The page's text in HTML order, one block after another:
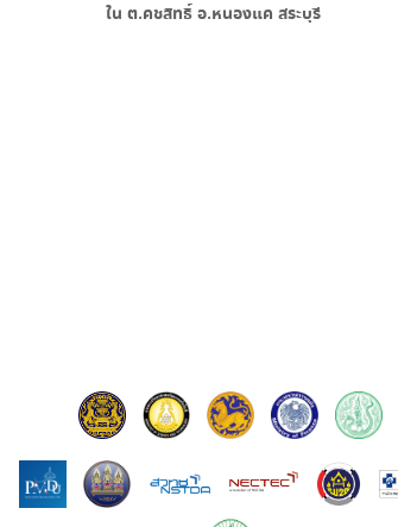
ใน ต.คชสิทธิ์ อ.หนองแค สระบุรี